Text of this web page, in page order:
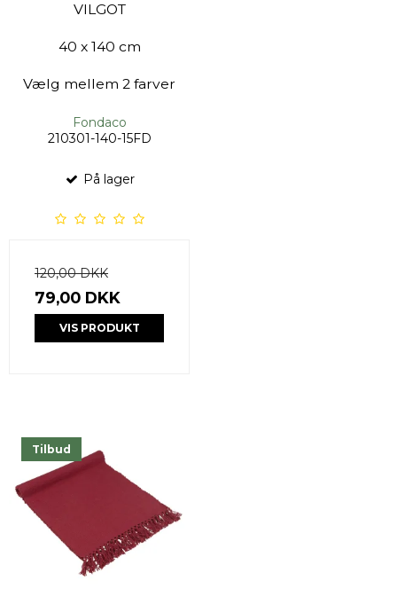
VILGOT
40 x 140 cm
Vælg mellem 2 farver
Fondaco
210301-140-15FD
På lager
120,00 DKK
79,00 DKK
VIS PRODUKT
Tilbud